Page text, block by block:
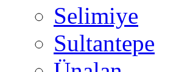
Selimiye
Sultantepe